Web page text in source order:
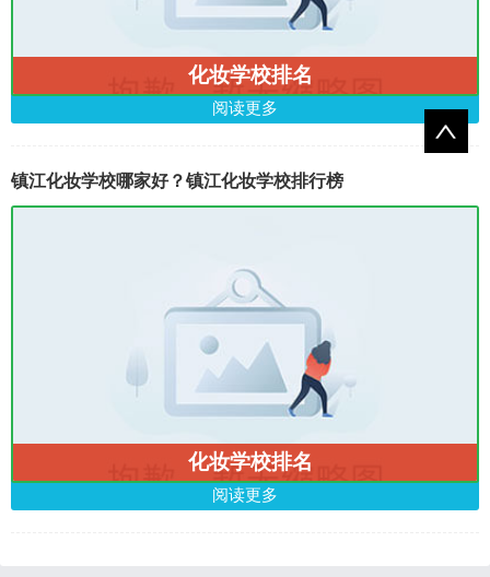
化妆学校排名
阅读更多
镇江化妆学校哪家好？镇江化妆学校排行榜
化妆学校排名
阅读更多